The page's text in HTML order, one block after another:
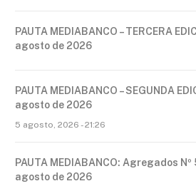
PAUTA MEDIABANCO – TERCERA
agosto de 2026
PAUTA MEDIABANCO – SEGUNDA
agosto de 2026
5 agosto, 2026 - 21:26
PAUTA MEDIABANCO: Agregados
agosto de 2026